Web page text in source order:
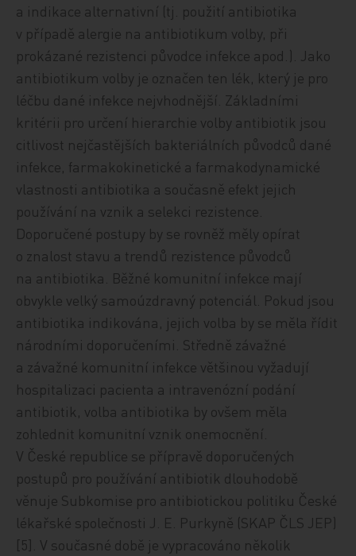
a indikace alternativní (tj. použití antibiotika
v případě alergie na antibiotikum volby, při
prokázané rezistenci původce infekce apod.). Jako
antibiotikum volby je označen ten lék, který je pro
léčbu dané infekce nejvhodnější. Základními
kritérii pro určení hierarchie volby antibiotik jsou
citlivost nejčastějších bakteriálních původců dané
infekce, farmakokinetické a farmakodynamické
vlastnosti antibiotika a současně efekt jejich
používání na vznik a selekci rezistence.
Doporučené postupy by se rovněž měly opírat
o znalost stavu a trendů rezistence původců
na antibiotika. Běžné komunitní infekce mají
obvykle velký samoúzdravný potenciál. Pokud jsou
antibiotika indikována, jejich volba by se měla řídit
národními doporučeními. Středně závažné
a závažné komunitní infekce většinou vyžadují
hospitalizaci pacienta a intravenózní podání
antibiotik, volba antibiotika by ovšem měla
zohlednit komunitní vznik onemocnění.
V České republice se přípravě doporučených
postupů pro používání antibiotik dlouhodobě
věnuje Subkomise pro antibiotickou politiku České
lékařské společnosti J. E. Purkyně (SKAP ČLS JEP)
[5] . V současné době je vypracováno několik